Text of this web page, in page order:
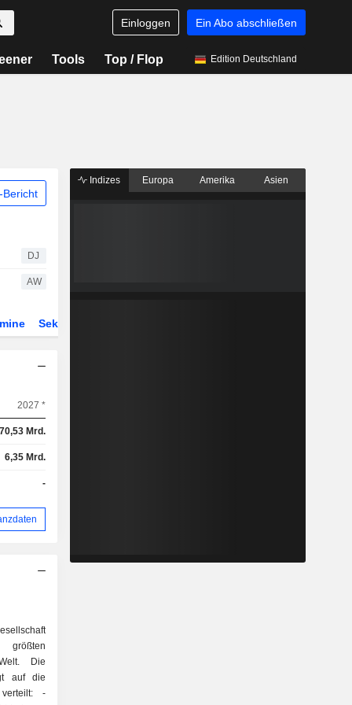
Einloggen Ein Abo abschließen
Tools Top / Flop Edition Deutschland
Bericht
DJ
AW
Sektor
2027 *
70,53 Mrd.
6,35 Mrd.
-
Die
auf die
-
Indizes Europa Amerika Asien